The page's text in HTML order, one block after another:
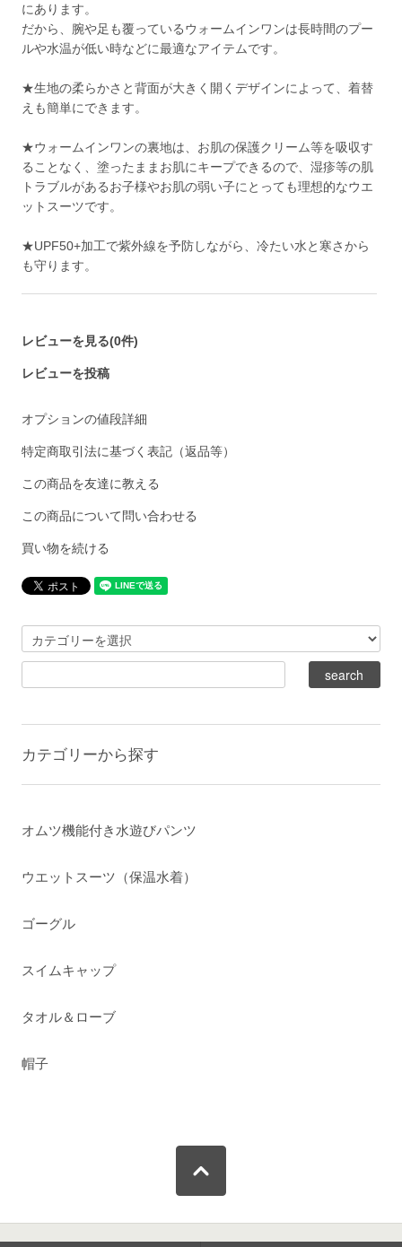
にあります。
だから、腕や足も覆っているウォームインワンは長時間のプー
ルや水温が低い時などに最適なアイテムです。
★生地の柔らかさと背面が大きく開くデザインによって、着替
えも簡単にできます。
★ウォームインワンの裏地は、お肌の保護クリーム等を吸収す
ることなく、塗ったままお肌にキープできるので、湿疹等の肌
トラブルがあるお子様やお肌の弱い子にとっても理想的なウエ
ットスーツです。
★UPF50+加工で紫外線を予防しながら、冷たい水と寒さから
も守ります。
レビューを見る(0件)
レビューを投稿
オプションの値段詳細
特定商取引法に基づく表記（返品等）
この商品を友達に教える
この商品について問い合わせる
買い物を続ける
カテゴリーから探す
オムツ機能付き水遊びパンツ
ウエットスーツ（保温水着）
ゴーグル
スイムキャップ
タオル＆ローブ
帽子